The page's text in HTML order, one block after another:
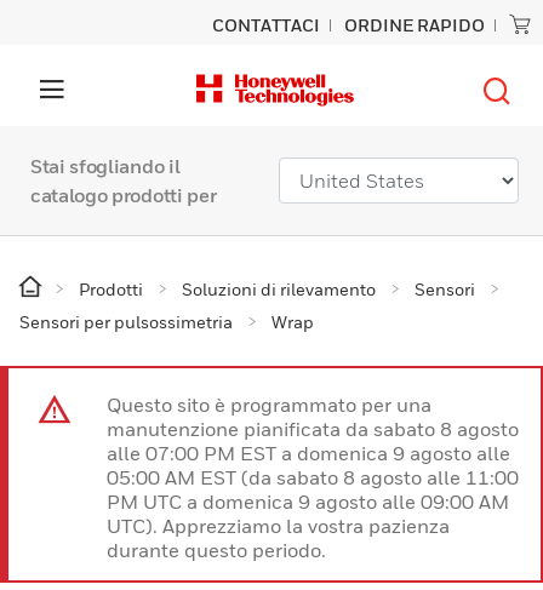
CONTATTACI ORDINE RAPIDO
Stai sfogliando il
catalogo prodotti per
Prodotti Soluzioni di rilevamento
Sensori
Sensori per pulsossimetria
Wrap
Questo sito è programmato per una
manutenzione pianificata da sabato 8 agosto
alle 07:00 PM EST a domenica 9 agosto alle
05:00 AM EST (da sabato 8 agosto alle 11:00
PM UTC a domenica 9 agosto alle 09:00 AM
UTC). Apprezziamo la vostra pazienza
durante questo periodo.